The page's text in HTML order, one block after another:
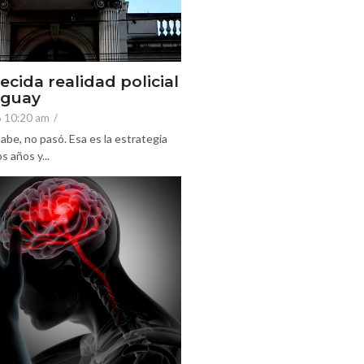
realidad policial
10:20 am /
no pasó. Esa es la estrategia
años y...